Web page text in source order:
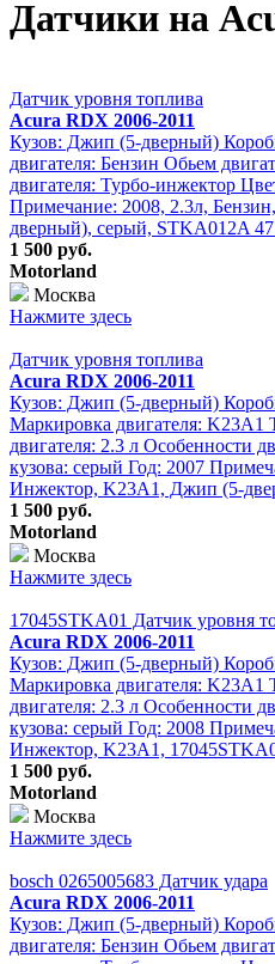
Датчики на
Датчик уровня топлива
Acura RDX 2006-2011
Кузов: Джип (5-дверный)
двигателя: Бензин Обьем
двигателя: Турбо-инжектор
Примечание: 2008, 2.3л,
дверный), серый, STKA012A
1 500 руб.
Motorland
Москва
Нажмите здесь
Датчик уровня топлива
Acura RDX 2006-2011
Кузов: Джип (5-дверный)
Маркировка двигателя: K23A1
двигателя: 2.3 л Особенности
кузова: серый Год: 2007
Инжектор, K23A1, Джип (5-
1 500 руб.
Motorland
Москва
Нажмите здесь
17045STKA01 Датчик уровня
Acura RDX 2006-2011
Кузов: Джип (5-дверный)
Маркировка двигателя: K23A1
двигателя: 2.3 л Особенности
кузова: серый Год: 2008
Инжектор, K23A1,
1 500 руб.
Motorland
Москва
Нажмите здесь
bosch 0265005683 Датчик удара
Acura RDX 2006-2011
Кузов: Джип (5-дверный)
двигателя: Бензин Обьем